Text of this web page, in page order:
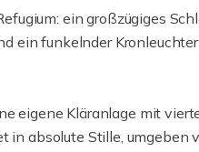
ein großzügiges
ein funkelnder
eigene Kläranlage mit
in absolute Stille, umgeben